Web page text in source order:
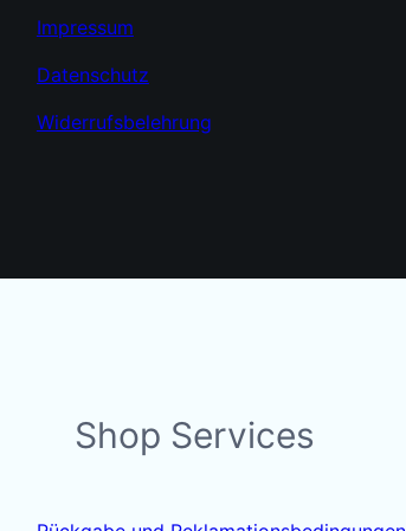
Impressum
Datenschutz
Widerrufsbelehrung
Shop Services